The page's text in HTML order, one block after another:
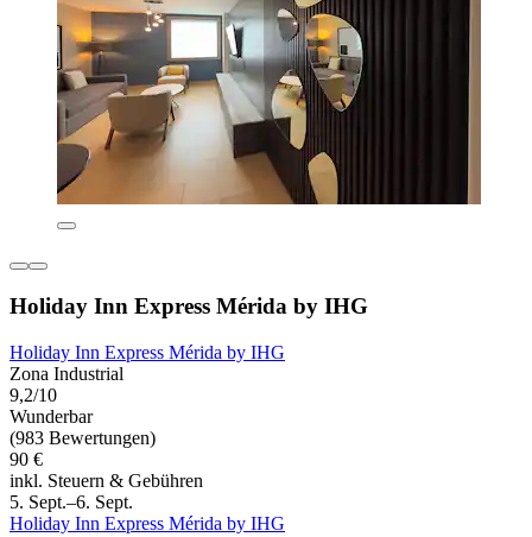
Holiday Inn Express Mérida by IHG
Holiday Inn Express Mérida by IHG
Zona Industrial
9,2/10
Wunderbar
(983 Bewertungen)
90 €
inkl. Steuern & Gebühren
5. Sept.–6. Sept.
Holiday Inn Express Mérida by IHG